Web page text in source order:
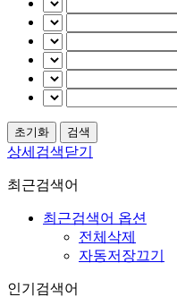
상세검색닫기
최근검색어
최근검색어 옵션
전체삭제
자동저장끄기
인기검색어